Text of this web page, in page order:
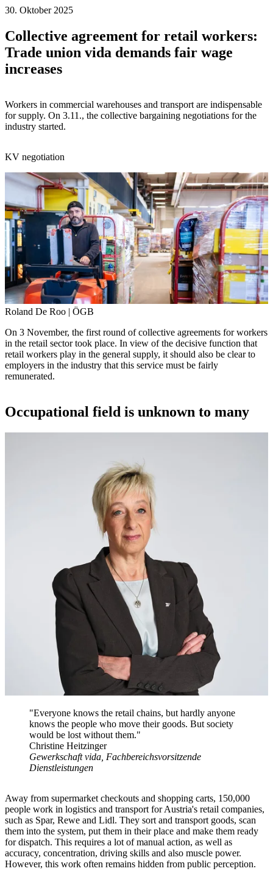
30. Oktober 2025
Collective agreement for retail workers:
Trade union vida demands fair wage
increases
Workers in commercial warehouses and transport are indispensable
for supply. On 3.11., the collective bargaining negotiations for the
industry started.
KV negotiation
Roland De Roo | ÖGB
On 3 November, the first round of collective agreements for workers
in the retail sector took place. In view of the decisive function that
retail workers play in the general supply, it should also be clear to
employers in the industry that this service must be fairly
remunerated.
Occupational field is unknown to many
"Everyone knows the retail chains, but hardly anyone
knows the people who move their goods. But society
would be lost without them."
Christine Heitzinger
Gewerkschaft vida, Fachbereichsvorsitzende
Dienstleistungen
Away from supermarket checkouts and shopping carts, 150,000
people work in logistics and transport for Austria's retail companies,
such as Spar, Rewe and Lidl. They sort and transport goods, scan
them into the system, put them in their place and make them ready
for dispatch. This requires a lot of manual action, as well as
accuracy, concentration, driving skills and also muscle power.
However, this work often remains hidden from public perception.